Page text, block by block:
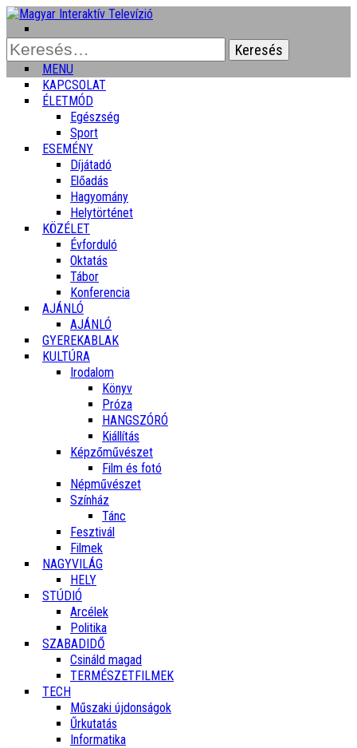
Keresés:
MENU
KAPCSOLAT
ÉLETMÓD
Egészség
Sport
ESEMÉNY
Díjátadó
Előadás
Hagyomány
Helytörténet
KÖZÉLET
Évforduló
Oktatás
Tábor
Konferencia
AJÁNLÓ
AJÁNLÓ
GYEREKABLAK
KULTÚRA
Irodalom
Könyv
Próza
HANGSZÓRÓ
Kiállítás
Képzőművészet
Film és fotó
Népművészet
Színház
Tánc
Fesztivál
Filmek
NAGYVILÁG
HELY
STÚDIÓ
Arcélek
Politika
SZABADIDŐ
Csináld magad
TERMÉSZETFILMEK
TECH
Műszaki újdonságok
Űrkutatás
Informatika